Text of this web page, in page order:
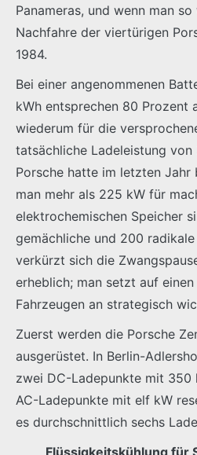
Panameras, und wenn man
Nachfahre der viertürigen
1984.
Bei einer angenommenen
kWh entsprechen 80 Prozent
wiederum für die
tatsächliche Ladeleistung
Porsche hatte im letzten Jahr
man mehr als 225 kW für
elektrochemischen Speicher
gemächliche und 200
verkürzt sich die
erheblich; man setzt auf
Fahrzeugen an strategisch
Zuerst werden die Porsche
ausgerüstet. In Berlin-
zwei DC-Ladepunkte mit 350
AC-Ladepunkte mit elf kW
es durchschnittlich sechs
Flüssigkeitskühlung für